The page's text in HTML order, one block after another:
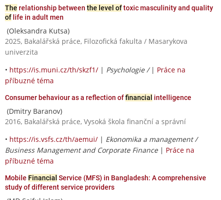
The relationship between the level oftoxic masculinity and quality
of life in adult men
(Oleksandra Kutsa)
2025, Bakalářská práce, Filozofická fakulta / Masarykova
univerzita
• https://is.muni.cz/th/skzf1/ | Psychologie / | Práce na
příbuzné téma
Consumer behaviour as a reflection offinancial intelligence
(Dmitry Baranov)
2016, Bakalářská práce, Vysoká škola finanční a správní
• https://is.vsfs.cz/th/aemui/ | Ekonomika a management /
Business Management and Corporate Finance| Práce na
příbuzné téma
Mobile Financial Service (MFS) in Bangladesh: A comprehensive
study of different service providers